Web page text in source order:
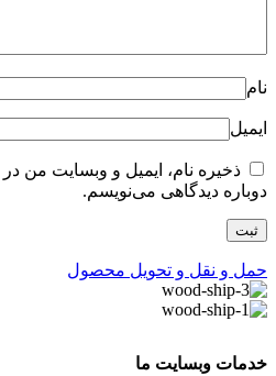
نام
ایمیل
ذخیره نام، ایمیل و وبسایت من
دوباره دیدگاهی می‌نویسم.
حمل و نقل و تحویل محصول
خدمات وبسایت ما